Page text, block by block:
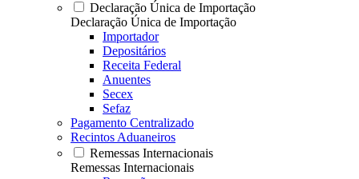
Declaração Única de Importação
Declaração Única de Importação
Importador
Depositários
Receita Federal
Anuentes
Secex
Sefaz
Pagamento Centralizado
Recintos Aduaneiros
Remessas Internacionais
Remessas Internacionais